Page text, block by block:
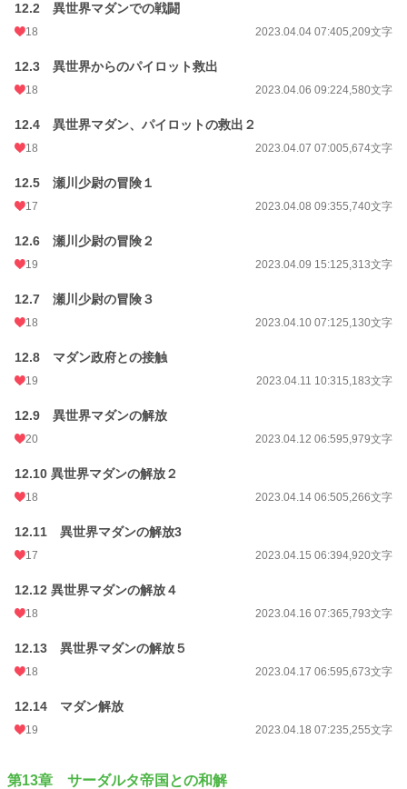
12.2 異世界マダンでの戦闘
18 2023.04.04 07:405,209文字
12.3 異世界からのパイロット救出
18 2023.04.06 09:224,580文字
12.4 異世界マダン、パイロットの救出２
18 2023.04.07 07:005,674文字
12.5 瀬川少尉の冒険１
17 2023.04.08 09:355,740文字
12.6 瀬川少尉の冒険２
19 2023.04.09 15:125,313文字
12.7 瀬川少尉の冒険３
18 2023.04.10 07:125,130文字
12.8 マダン政府との接触
19 2023.04.11 10:315,183文字
12.9 異世界マダンの解放
20 2023.04.12 06:595,979文字
12.10 異世界マダンの解放２
18 2023.04.14 06:505,266文字
12.11 異世界マダンの解放3
17 2023.04.15 06:394,920文字
12.12 異世界マダンの解放４
18 2023.04.16 07:365,793文字
12.13 異世界マダンの解放５
18 2023.04.17 06:595,673文字
12.14 マダン解放
19 2023.04.18 07:235,255文字
第13章 サーダルタ帝国との和解